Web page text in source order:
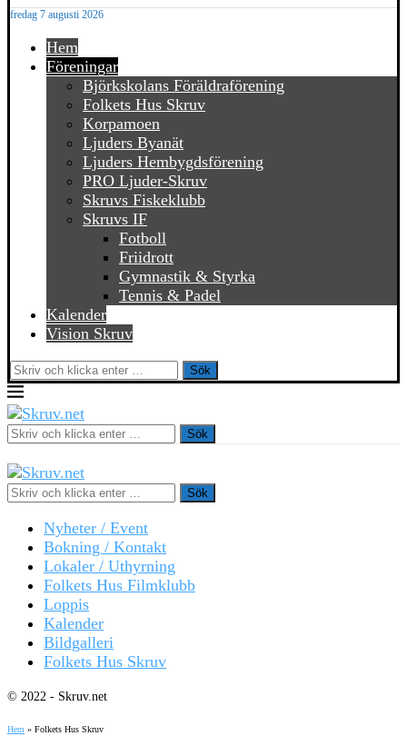
fredag 7 augusti 2026
Hem
Föreningar
Björkskolans Föräldraförening
Folkets Hus Skruv
Korpamoen
Ljuders Byanät
Ljuders Hembygdsförening
PRO Ljuder-Skruv
Skruvs Fiskeklubb
Skruvs IF
Fotboll
Friidrott
Gymnastik & Styrka
Tennis & Padel
Kalender
Vision Skruv
Sök
Sök
Sök
Nyheter / Event
Bokning / Kontakt
Lokaler / Uthyrning
Folkets Hus Filmklubb
Loppis
Kalender
Bildgalleri
Folkets Hus Skruv
© 2022 - Skruv.net
Hem » Folkets Hus Skruv